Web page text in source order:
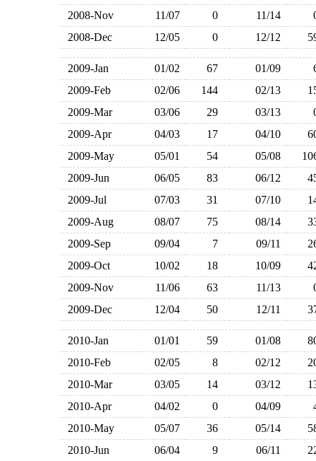
2008-Nov
11/07 0 11/14
2008-Dec
12/05 0 12/12
2009-Jan 01/02 67 01/09
2009-Feb
02/06 144 02/13
2009-Mar
03/06 29 03/13
2009-Apr
04/03 17 04/10
2009-May
05/01 54 05/08
2009-Jun
06/05 83 06/12
2009-Jul
07/03 31 07/10
2009-Aug
08/07 75 08/14
2009-Sep
09/04 7 09/11
2009-Oct
10/02 18 10/09
2009-Nov
11/06 63 11/13
2009-Dec
12/04 50 12/11
2010-Jan 01/01 59 01/08
2010-Feb
02/05 8 02/12
2010-Mar
03/05 14 03/12
2010-Apr
04/02 0 04/09
2010-May
05/07 36 05/14
2010-Jun
06/04 9 06/11